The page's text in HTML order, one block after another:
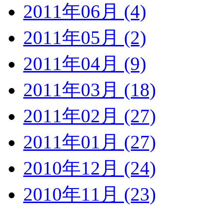
2011年06月 (4)
2011年05月 (2)
2011年04月 (9)
2011年03月 (18)
2011年02月 (27)
2011年01月 (27)
2010年12月 (24)
2010年11月 (23)